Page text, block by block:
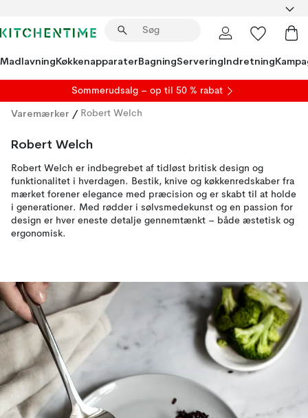
MadlavningKøkkenapparaterBagningServeringIndretning
Sommerudsalg – op til 50 % rabat
Varemærker / Robert Welch
Robert Welch
Robert Welch er indbegrebet af tidløst britisk design og
funktionalitet i hverdagen. Bestik, knive og køkkenredskaber fra
mærket forener elegance med præcision og er skabt til at holde
i generationer. Med rødder i sølvsmedekunst og en passion for
design er hver eneste detalje gennemtænkt – både æstetisk og
ergonomisk.
238 kr.